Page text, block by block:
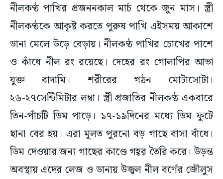
নীলকণ্ঠ পাখির প্রজননকাল মার্চ থেকে জুন মাস। স্ত্রী
নীলকণ্ঠকে আকৃষ্ট করতে পুরুষ পাখি এইসময় আকাশে
ডানা মেলে উড়ে বেড়ায়। নীলকণ্ঠ পাখির চোখের পাশে
ও কাঁধে নীল রং রয়েছে। দেহের রং গোলাপির আভা
যুক্ত বাদামি। শরীরের গঠন মোটাসোটা।
২৬-২৭সেন্টিমিটার লম্বা। স্ত্রী প্রজাতির নীলকণ্ঠ একবারে
তিন-পাঁচটি ডিম পাড়ে। ১৭-১৯দিনের মধ্যে ডিম ফুটে
ছানা বের হয়। এরা মূলত পুরনো বড় গাছে বাসা বাঁধে।
ডিম দেওয়ার জন্য গাছের কাণ্ডে গহ্বর তৈরি করে। উড়ন্ত
অবস্থায় এদের লেজ ও ডানায় উজ্বল নীল বর্ণের জৌলুস